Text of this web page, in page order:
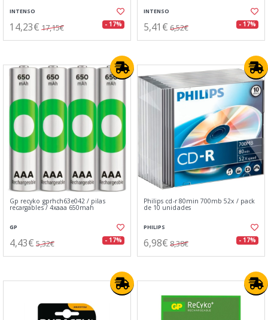
INTENSO
14,23€ 17,15€ - 17%
INTENSO
5,41€ 6,52€ - 17%
Gp recyko gprhch63e042 / pilas
recargables / 4xaaa 650mah
GP
4,43€ 5,32€ - 17%
Philips cd-r 80min 700mb 52x / pack
de 10 unidades
PHILIPS
6,98€ 8,38€ - 17%